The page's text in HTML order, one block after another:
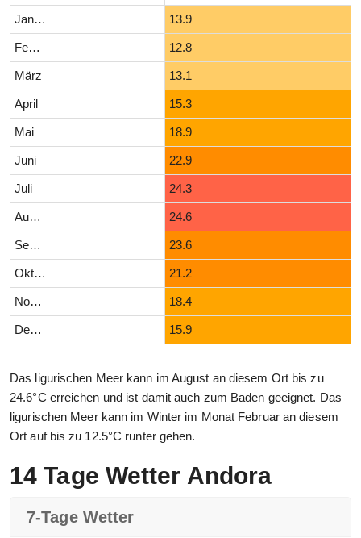
Januar 13.9
Februar 12.8
März 13.1
April 15.3
Mai 18.9
Juni 22.9
Juli 24.3
August 24.6
September 23.6
Oktober 21.2
November 18.4
Dezember 15.9
Das ligurischen Meer kann im August an diesem Ort bis zu
24.6°C erreichen und ist damit auch zum Baden geeignet. Das
ligurischen Meer kann im Winter im Monat Februar an diesem
Ort auf bis zu 12.5°C runter gehen.
14 Tage Wetter Andora
7-Tage Wetter